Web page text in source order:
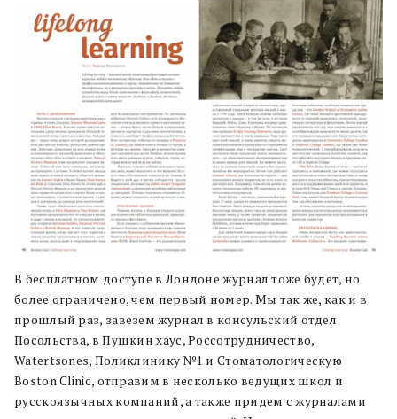
В бесплатном доступе в Лондоне журнал тоже будет, но
более ограничено, чем первый номер. Мы так же, как и в
прошлый раз, завезем журнал в консульский отдел
Посольства, в Пушкин хаус, Россотрудничество,
Watertsones, Поликлинику №1 и Стоматологическую
Boston Clinic, отправим в несколько ведущих школ и
русскоязычных компаний, а также придем с журналами